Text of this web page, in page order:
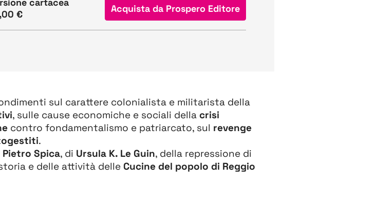
€
Acquista da Prospero Editore
sul carattere colonialista e militarista della
, sulle cause economiche e sociali dellacrisi
contro fondamentalismo e patriarcato, sul revenge
.
Pietro Spica, di Ursula K. Le Guin, della repressione di
e delle attività delle Cucine del popolo di Reggio